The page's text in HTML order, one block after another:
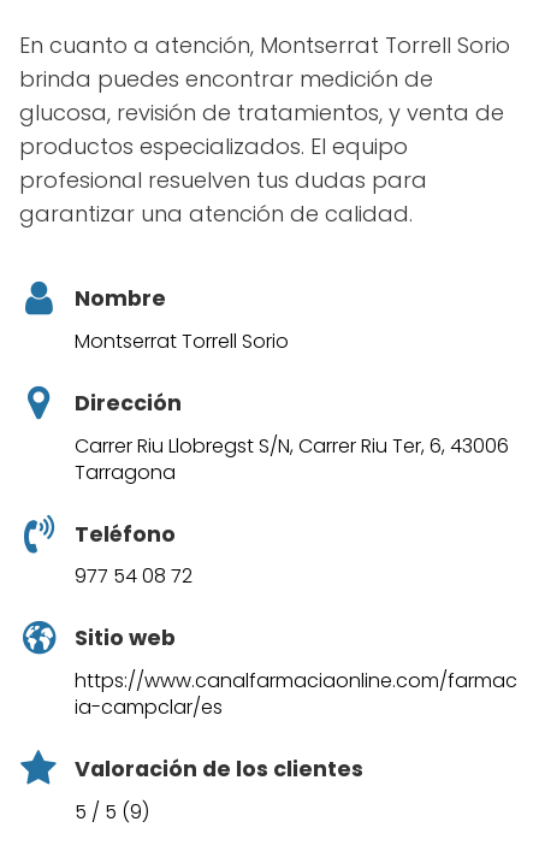
En cuanto a atención, Montserrat Torrell Sorio
brinda puedes encontrar medición de
glucosa, revisión de tratamientos, y venta de
productos especializados. El equipo
profesional resuelven tus dudas para
garantizar una atención de calidad.
Nombre
Montserrat Torrell Sorio
Dirección
Carrer Riu Llobregst S/N, Carrer Riu Ter, 6, 43006
Tarragona
Teléfono
977 54 08 72
Sitio web
https://www.canalfarmaciaonline.com/farmac
ia-campclar/es
Valoración de los clientes
5 / 5 (9)